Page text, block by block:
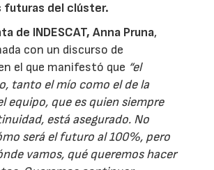
futuras del clúster.
de INDESCAT, Anna Pruna,
con un discurso de
el que manifestó que “el
tanto el mío como el de la
equipo, que es quien siempre
está asegurado. No
será el futuro al 100%, pero
vamos, qué queremos hacer